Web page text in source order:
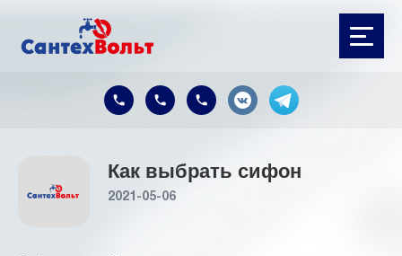
Как выбрать сифон
2021-05-06